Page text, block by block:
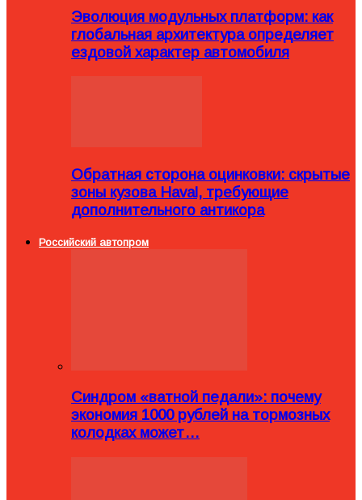
Эволюция модульных платформ: как
глобальная архитектура определяет
ездовой характер автомобиля
Обратная сторона оцинковки: скрытые
зоны кузова Haval, требующие
дополнительного антикора
Российский автопром
Синдром «ватной педали»: почему
экономия 1000 рублей на тормозных
колодках может…